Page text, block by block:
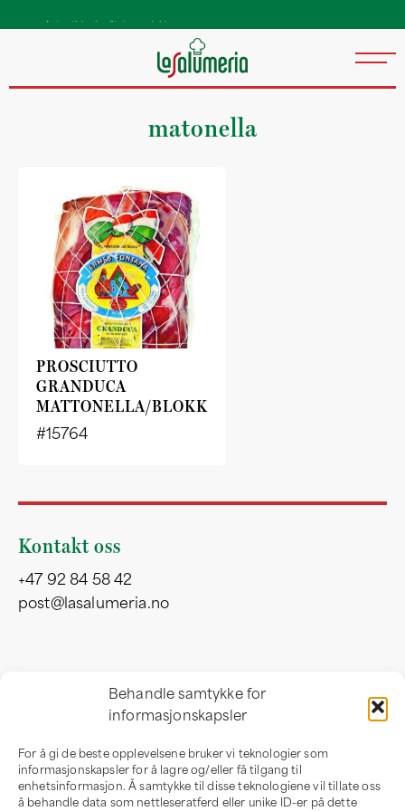
Behandle samtykke for
informasjonskapsler
For å gi de beste opplevelsene bruker vi teknologier som
informasjonskapsler for å lagre og/eller få tilgang til
enhetsinformasjon. Å samtykke til disse teknologiene vil tillate oss
å behandle data som nettleseratferd eller unike ID-er på dette
matonella
PROSCIUTTO
GRANDUCA
MATTONELLA/BLOKK
#15764
Kontakt oss
+47 92 84 58 42
post@lasalumeria.no
Professor Birkelandsvei 32 b
1081 Oslo
Norge